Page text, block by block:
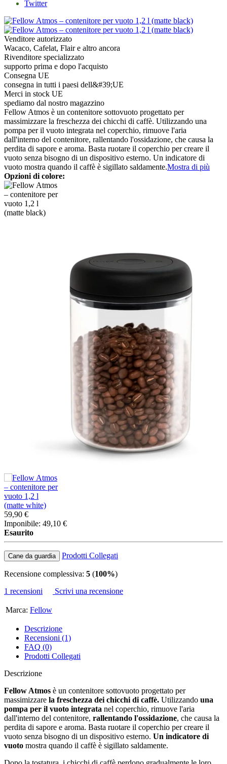
Twitter
Venditore autorizzato
Wacaco, Cafelat, Flair e altro ancora
Rivenditore specializzato
supporto prima e dopo l'acquisto
Consegna UE
consegna in tutti i paesi dell&#39;UE
Merci in stock UE
spediamo dal nostro magazzino
Fellow Atmos è un contenitore sottovuoto progettato per
massimizzare la freschezza dei chicchi di caffè. Utilizzando una
pompa per il vuoto integrata nel coperchio, rimuove l'aria
dall'interno del contenitore, rallentando l'ossidazione, che causa la
perdita di sapore e aroma. Basta ruotare il coperchio per creare il
vuoto senza bisogno di un dispositivo esterno. Un indicatore di
vuoto mostra quando il caffè è sigillato saldamente.Mostra di più
Opzioni di colore:
59,90 €
Imponibile: 49,10 €
Esaurito
Cane da guardia Prodotti Collegati
Recensione complessiva: 5 (100%)
1 recensioni
Scrivi una recensione
Marca: Fellow
Descrizione
Recensioni (1)
FAQ (0)
Prodotti Collegati
Descrizione
Fellow Atmos è un contenitore sottovuoto progettato per
massimizzare la freschezza dei chicchi di caffè. Utilizzando una
pompa per il vuoto integrata nel coperchio, rimuove l'aria
dall'interno del contenitore, rallentando l'ossidazione, che causa la
perdita di sapore e aroma. Basta ruotare il coperchio per creare il
vuoto senza bisogno di un dispositivo esterno. Un indicatore di
vuoto mostra quando il caffè è sigillato saldamente.